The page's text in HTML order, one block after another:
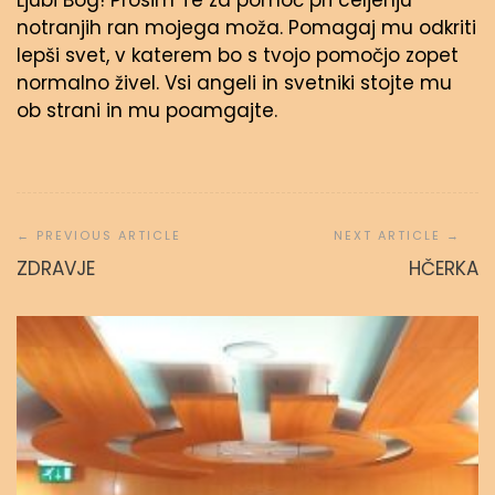
notranjih ran mojega moža. Pomagaj mu odkriti
lepši svet, v katerem bo s tvojo pomočjo zopet
normalno živel. Vsi angeli in svetniki stojte mu
ob strani in mu poamgajte.
prispevka
ZDRAVJE HČERKA